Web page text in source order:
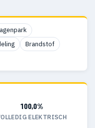
Brandstof
100,0%
ELEKTRISCH